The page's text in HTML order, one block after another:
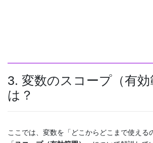
3. 変数のスコープ（有効
は？
ここでは、変数を「どこからどこまで使える